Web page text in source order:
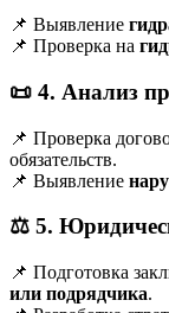
📌 Выявление
📌 Проверка на
📜 4. Анализ
📌 Проверка
обязательств.
📌 Выявление
⚖️ 5.
📌 Подготовка
или подрядчика.